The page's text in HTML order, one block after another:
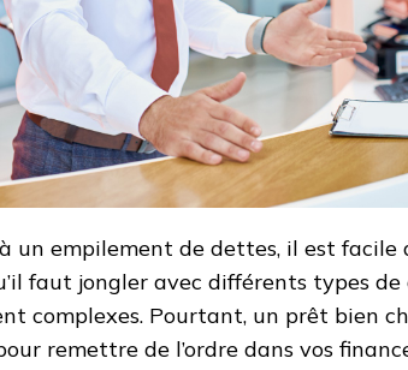
un empilement de dettes, il est facile
faut jongler avec différents types
complexes. Pourtant, un prêt bien
remettre de l’ordre dans vos